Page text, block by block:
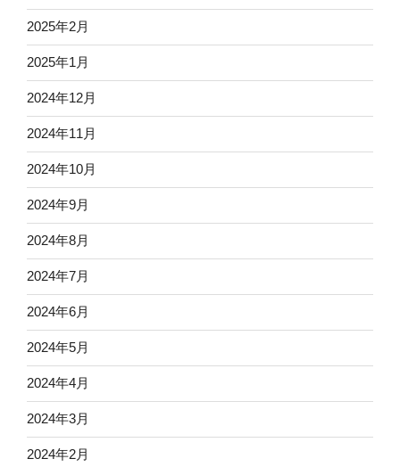
2025年2月
2025年1月
2024年12月
2024年11月
2024年10月
2024年9月
2024年8月
2024年7月
2024年6月
2024年5月
2024年4月
2024年3月
2024年2月